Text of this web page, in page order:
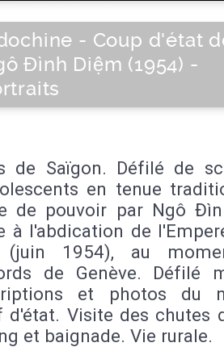
- Coup d'état
Đình Diệm (1954) -
de Saïgon. Défilé de
en tenue
de pouvoir par Ngô
à l'abdication de
1954), au
de Genève. Défilé
et photos du
d'état. Visite des chutes
et baignade. Vie rurale.